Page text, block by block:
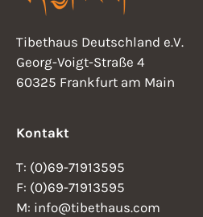
Tibethaus Deutschland e.V.
Georg-Voigt-Straße 4
60325 Frankfurt am Main
Kontakt
T: (0)69-71913595
F: (0)69-71913595
M: info@tibethaus.com